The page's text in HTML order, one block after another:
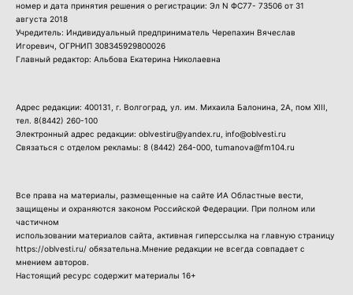
номер и дата принятия решения о регистрации: Эл N ФС77- 73506 от 31
августа 2018
Учредитель: Индивидуальный предприниматель Черепахин Вячеслав
Игоревич, ОГРНИП 308345929800026
Главный редактор: Альбова Екатерина Николаевна
Адрес редакции: 400131, г. Волгоград, ул. им. Михаила Балонина, 2А, пом XIII,
тел. 8(8442) 260-100
Электронный адрес редакции: oblvestiru@yandex.ru, info@oblvesti.ru
Связаться с отделом рекламы: 8 (8442) 264-000 , tumanova@fm104.ru
Все права на материалы, размещенные на сайте ИА Областные вести,
защищены и охраняются законом Российской Федерации. При полном или
частичном
использовании материалов сайта, активная гиперссылка на главную страницу
https://oblvesti.ru/ обязательна.Мнение редакции не всегда совпадает с
мнением авторов.
Настоящий ресурс содержит материалы 16+